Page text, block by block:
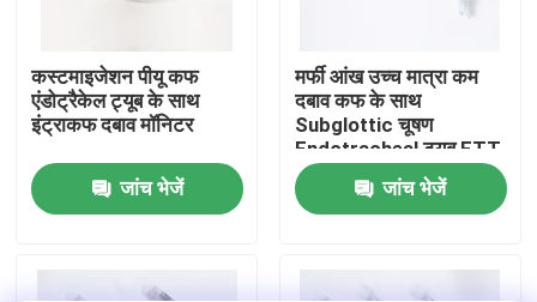
फैक्टरी यात्रा
गुणवत्ता नियंत्रण
हमसे संपर्क करें
कस्टमाइजेशन पीयू कफ
एंडोट्रैकेल ट्यूब के साथ
इंट्राकफ दबाव मॉनिटर
जांच भेजें
मर्फी आंख उच्च मात्रा कम
दबाव कफ के साथ
Subglottic चूषण
Endotracheal ट्यूब ETT
जांच भेजें